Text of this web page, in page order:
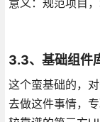
3.3、基础组件
这个蛮基础的，
去做这件事情，